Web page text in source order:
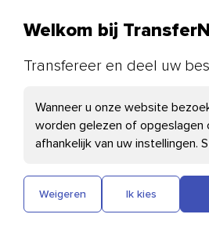
Welkom bij
Transfereer en deel uw
Wanneer u onze website
worden gelezen of opgeslagen
afhankelijk van uw instellingen.
Weigeren Ik kies
Uw Cookie-
De noodzakelijke
Cloudflare: deze
gebruikers